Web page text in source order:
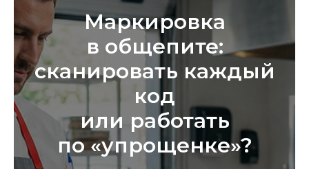
Отзывы
Кейсы
Услуги
Аутсорсинг
Автоматизация iiko
ТС ПИоТ
Маркировка
в общепите:
сканировать каждый
код
или работать
по «упрощенке»?